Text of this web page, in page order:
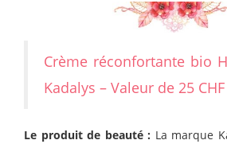
Crème réconfortante bio
Kadalys – Valeur de 25 CHF
Le produit de beauté : La marque